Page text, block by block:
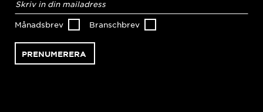
postadress*
Månadsbrev Branschbrev